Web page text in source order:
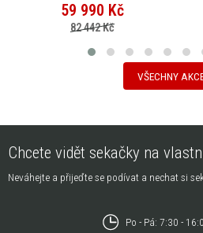
59 990 Kč
82 442 Kč
VŠECHNY
Chcete vidět sekačky na
Neváhejte a přijeďte se podívat a nechat si
Po - Pá: 7:30 -